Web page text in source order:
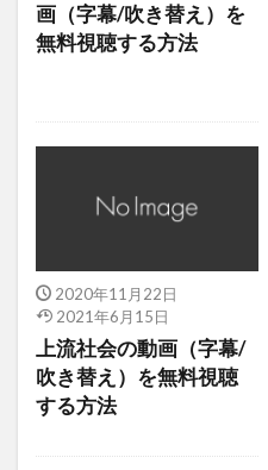
画（字幕/吹き替え）を
無料視聴する方法
2020年11月22日
2021年6月15日
上流社会の動画（字幕/
吹き替え）を無料視聴
する方法